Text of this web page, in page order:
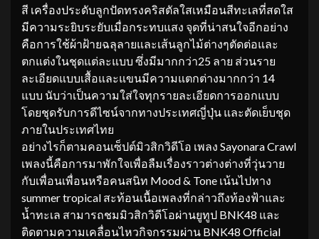
สี เครื่องประดับลูกปัดทรงคริสตัลใสเหมือนสีทะเลที่สดใส
มีความระยิบระยับเมื่อกระทบแสง จุดที่น่าสนใจอีกอย่าง
คือการใช้ผ้าฝ้ายฉลุลายและเส้นลูกไม้ต่างๆตัดต่อและ
ตกแต่งในชุดแต่ละแบบ ซึ่งมีมากกว่า25 ลาย ส่วนราย
ละเอียดแบบเสื้อและแขนมีความแตกต่างมากกว่า 14
แบบ นับว่าเป็นความใส่ใจทุกรายละเอียดการออกแบบ
โดยชุดรับการดีไซน์จากทางประเทศญี่ปุ่น และตัดเย็บชุด
ภายในประเทศไทย
อย่างไรก็ตามคอนเซ็ปต์มิวสิกวิดีโอ เพลง Sayonara Crawl
เพลงนี้คือการมาพักใจเพื่อลืมเรื่องราวต่างต่างที่วุ่นวาย
กับเพื่อนเพื่อนหรือคนสนิท Mood & Tone เน้นไปทาง
summer tropical สะท้อนเนื้อเพลงที่กล่าวถึงท้องฟ้าและ
นํ้าทะเล สามารถชมมิวสิกวิดีโอผ่านยูทูป BNK48 และ
ติดตามความเคลื่อนไหวกิจกรรมผ่าน BNK48 Official